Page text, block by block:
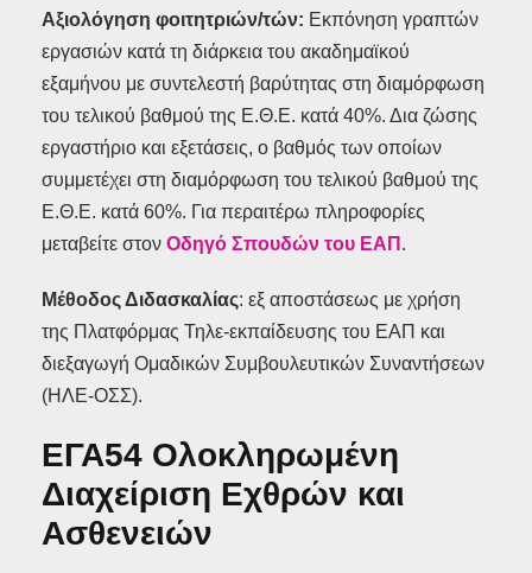
Αξιολόγηση φοιτητριών/τών: Εκπόνηση γραπτών
εργασιών κατά τη διάρκεια του ακαδημαϊκού
εξαμήνου με συντελεστή βαρύτητας στη διαμόρφωση
του τελικού βαθμού της Ε.Θ.Ε. κατά 40%. Δια ζώσης
εργαστήριο και εξετάσεις, ο βαθμός των οποίων
συμμετέχει στη διαμόρφωση του τελικού βαθμού της
Ε.Θ.Ε. κατά 60%. Για περαιτέρω πληροφορίες
μεταβείτε στον Οδηγό Σπουδών του ΕΑΠ .
Μέθοδος Διδασκαλίας: εξ αποστάσεως με χρήση
της Πλατφόρμας Τηλε-εκπαίδευσης του ΕΑΠ και
διεξαγωγή Ομαδικών Συμβουλευτικών Συναντήσεων
(ΗΛΕ-ΟΣΣ).
ΕΓΑ54 Ολοκληρωμένη
Διαχείριση Εχθρών και
Ασθενειών